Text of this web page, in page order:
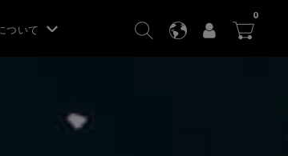
ついて  SEARCH
LANGUAGE
USER

0ITEMS